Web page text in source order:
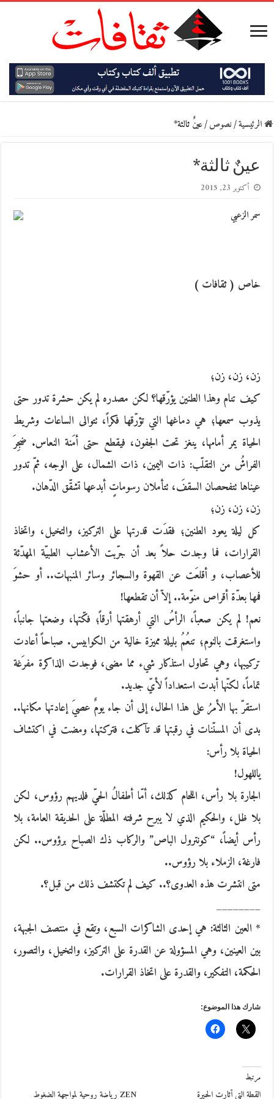
الرئيسية/نصوص/عينٌ ثالثة*
عينٌ ثالثة*
أكتوبر 23, 2015
سمر الزعبي
خاص ( ثقافات )
زن، زن، زن؛
كيف تنام وهذا الطنين يؤرّقها؟ لكن مصدره لم يكن حشرة تدور حتى
يذوب سمعها؛ هي دماغها التي تؤرّقها فكراً، تتوالى الساعات وشريط
الحياة يمر أمامها، ينغز تحت الجفون، فيقطع حتى أمَنة النعاس. ضجِرَ
الفراشُ من التقلّب: ذات اليمين، ذات الشمال، على الوجه، ثمّ تدور
عيناها تتفحصان السقفَ، تتأملان رسوماتٍ أبدعها تشقّق الدّهان.
زن، زن، زن؛
كل ليلة يعود الطنين؛ فقدَت قدرتها على التركيز، والتخيل، واتخاذ
القرارات، فما وجدت حلاً بعد أن جرّبت الأعشاب الطبيّة المهدّئة
للأعصاب، و أقلعَت عن القهوة والسجائر وسائر المنبهات.. أو حشوَ
فمها بعدّة أقراص منوّمة.. إلاّ أن تقطعها!
نعم! لم يكن صعباً، الرأسُ التي أرهقتها أرقاً؛ فكّتها، وضعتها جانباً،
واستغرقت بالنوم؛ تنعُمُ بليلة مميزة خالية من الكوابيس. صباحاً أعادت
تركيبها، وهي تحاول استذكار شيء مما مضى، فوجدت الذاكرة مفرَغة
تماماً، لكنّها أبدت استعداداً لأيّ جديد.
استقرّ بها الأمرُ على هذا الحال، إلى أن جاء يومٌ عصيَ إعادتها مكانها..
بدى أن المسنّنات في رقبتها قد تآكلت، فتركتها، ومضت في اكتشاف
الحياة بلا رأس:
ياللهول!
الجارة بلا رأس، اللحام كذلك، أمّا أطفالُ الحيّ فلديهم رؤوس، لكن
بلا ظل، والحكيم الذي لا يبرح شرفته المطلّة على الحديقة العامة، بلا
رأس أيضاً، “كونترول الباص” والركاب ذك الصباح برؤوس.. لكن
فارغة، الزملاء بلا رؤوس..
متى انتشرت هذه العدوى؟.. كيف لم تكتشف ذلك من قبل؟.
________
* العين الثالثة: هي إحدى الشاكرات السبع، وتقع في منتصف الجبهة،
بين العينين، وهي المسؤولة عن القدرة على التركيز، والتخيل، والتصور،
الحكمة، التفكير، والقدرة على اتخاذ القرارات.
شارك هذا الموضوع:
مرتبط
القطة التي أثارت الحيرة ZEN رياضة روحية لمواجهة الضغوط